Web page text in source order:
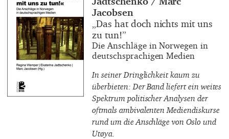
Jacobsen
Buchtitel
„Das hat doch nichts mit uns
zu tun!”
Buchuntertitel
Die Anschläge in Norwegen in
deutschsprachigen Medien
In seiner Dringlichkeit kaum zu
überbieten: Der Band liefert ein weites
Spektrum politischer Analysen der
oftmals ambivalenten Mediendiskurse
rund um die Anschläge von Oslo und
Utøya.